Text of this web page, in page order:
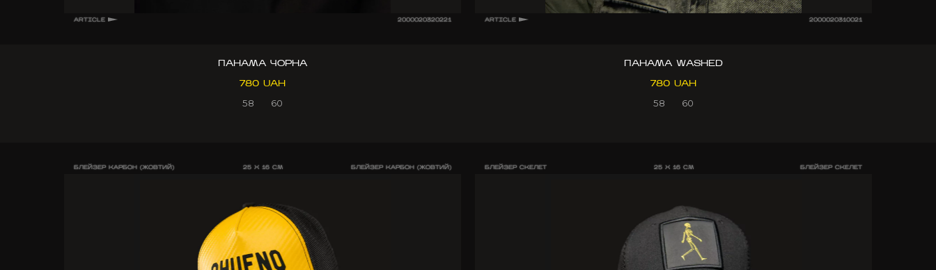
ARTICLE 2000020320221
ПАНАМА ЧОРНА
780 UAH
58
60
ARTICLE 2000020310021
ПАНАМА WASHED
780 UAH
58
60
БЛЕЙЗЕР КАРБОН (ЖОВТИЙ) 25 X 16 CM БЛЕЙЗЕР КАРБОН (ЖОВТИЙ) БЛЕЙЗЕР СКЕЛЕТ 25 X 16 CM БЛЕЙЗЕР СКЕЛЕТ